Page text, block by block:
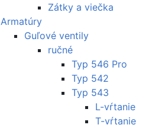
Zátky a viečka
Armatúry
Guľové ventily
ručné
Typ 546 Pro
Typ 542
Typ 543
L-vŕtanie
T-vŕtanie